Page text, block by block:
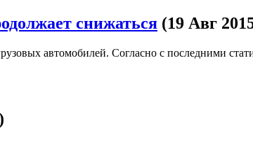
снижаться (19 Авг
автомобилей. Согласно с последними